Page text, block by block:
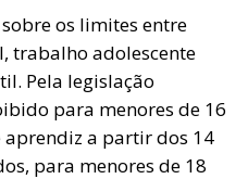
os limites entre
trabalho adolescente
Pela legislação
para menores de 16
aprendiz a partir dos 14
para menores de 18